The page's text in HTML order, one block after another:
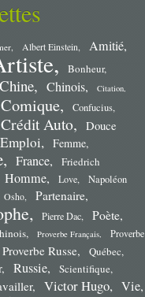
Albert Einstein Amitié
Bonheur
Chine Chinois Citation
Comique Confucius
Crédit Auto
Douce
Emploi Femme
France
Friedrich
Homme Love
Napoléon
Osho Partenaire
Pierre Dac Poète
Proverbe Français
Proverbe
Proverbe Russe Québec
Russie Scientifique
Victor Hugo Vie